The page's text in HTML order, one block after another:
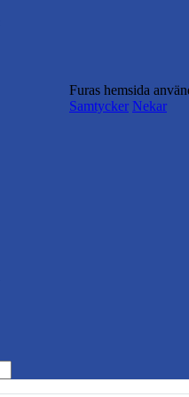
Furas hemsida
Samtycker Nekar